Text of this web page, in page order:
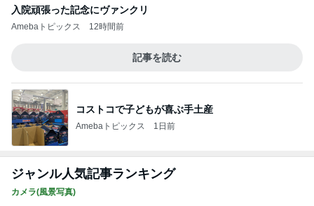
入院頑張った記念にヴァンクリ
Amebaトピックス 12時間前
記事を読む
コストコで子どもが喜ぶ手土産
Amebaトピックス 1日前
ジャンル人気記事ランキング
カメラ(風景写真)